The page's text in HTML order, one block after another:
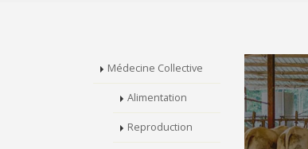
Médecine Collective
Alimentation
Reproduction